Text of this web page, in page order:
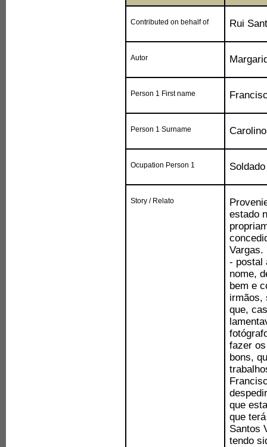
Contributed on behalf of Rui
Autor
Person 1 First name
Person 1 Surname Carolino
Ocupation Person 1 Soldado
Story / Relato
estado
Vargas.
- postal
nome,
bem e
irmãos,
que,
fazer
bons,
que
que
Santos
tendo